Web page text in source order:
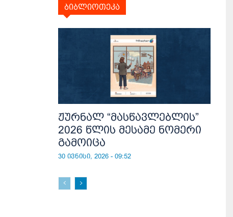
ბიბლიოთეკა
ჟურნალ “მასწავლებლის”
2026 წლის მესამე ნომერი
გამოიცა
30 ივნისი, 2026 - 09:52